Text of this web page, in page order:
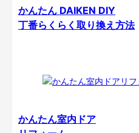
かんたん DAIKEN DIY
丁番らくらく取り換え方法
かんたん室内ドア